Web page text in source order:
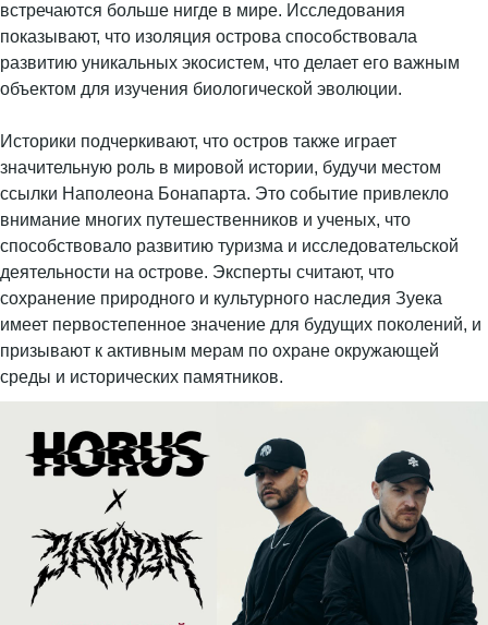
встречаются больше нигде в мире. Исследования
показывают, что изоляция острова способствовала
развитию уникальных экосистем, что делает его важным
объектом для изучения биологической эволюции.
Историки подчеркивают, что остров также играет
значительную роль в мировой истории, будучи местом
ссылки Наполеона Бонапарта. Это событие привлекло
внимание многих путешественников и ученых, что
способствовало развитию туризма и исследовательской
деятельности на острове. Эксперты считают, что
сохранение природного и культурного наследия Зуека
имеет первостепенное значение для будущих поколений, и
призывают к активным мерам по охране окружающей
среды и исторических памятников.